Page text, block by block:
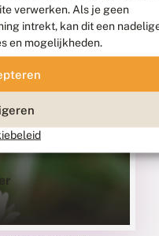
verwerken. Als je geen
intrekt, kan dit een
en mogelijkheden.